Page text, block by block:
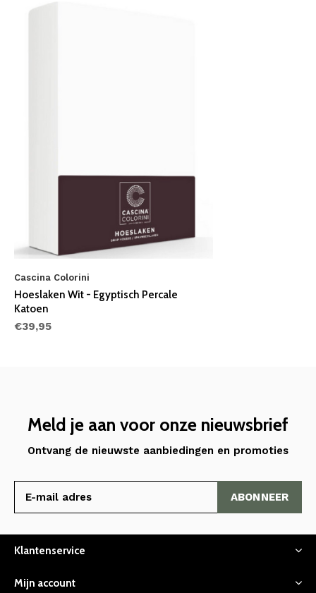
Cascina Colorini
Hoeslaken Wit - Egyptisch Percale
Katoen
€39,95
Meld je aan voor onze nieuwsbrief
Ontvang de nieuwste aanbiedingen en promoties
ABONNEER
Klantenservice
Mijn account